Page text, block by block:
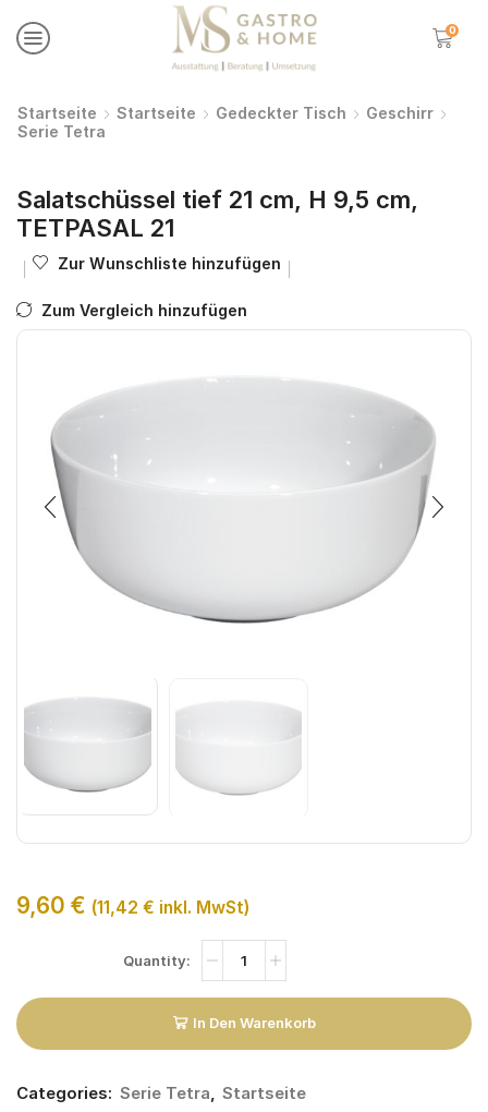
0
Startseite Startseite Gedeckter Tisch
Geschirr
Serie Tetra
Salatschüssel tief 21 cm, H 9,5 cm,
TETPASAL 21
Zur Wunschliste hinzufügen
Zum Vergleich hinzufügen
9,60 € (11,42 € inkl. MwSt)
In Den Warenkorb
Categories: Serie Tetra, Startseite